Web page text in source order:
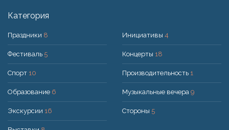
Категория
Праздники 8
Фестиваль 5
Спорт 10
Образование 6
Экскурсии 16
Инициативы 4
Концерты 18
Производительность 1
Музыкальные вечера 9
Стороны 5